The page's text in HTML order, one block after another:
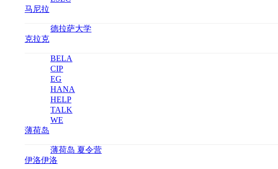
马尼拉
德拉萨大学
克拉克
BELA
CIP
EG
HANA
HELP
TALK
WE
薄荷岛
薄荷岛 夏令营
伊洛伊洛